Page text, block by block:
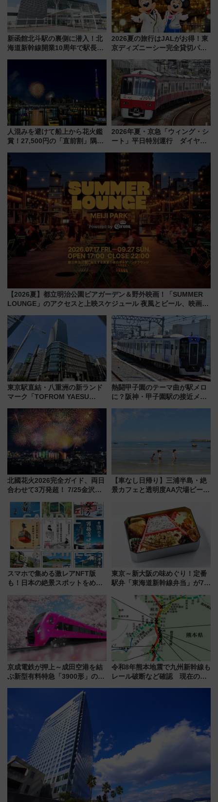
新函館北斗駅の裏側に潜入！北
海道新幹線開業10周年で駅長
2026夏の旅行はJALがお得！東
京ディズニーシー完全貸切パー
ーン始まる 条件は「夏の国内
線に2回搭乗」
人混みを避けて船上から花火鑑
賞！27,500円の「直前割」隅田
メも持ち込みOK
2026年夏・京急「ウィング・シ
ート」平日特別運行 ダイヤ・
三浦海岸を堪能できるお出かけ
プランもご紹介
【2026夏】都立明治公園ビアガーデン＆野外映画！「SUMMER
LOUNGE」のアクセスと上映スケジュール 夜風とビール、映画を
東京駅直結・八重洲の新ランド
マーク「TOFROM YAESU
ないバスターミナル直結でスキ
マ時間が充実
熱闘甲子園のテーマ曲が駅メロ
に？阪神・甲子園駅の接近メロ
谷実アレンジの特別仕様へ、8月
北國花火2026完全ガイド、両日
合わせて3万発超！ 7/25金沢大
会の日程・アクセス・観覧席ま
とめ（石川県）
【車なし日帰り】三浦半島・絶
景カフェと透明度AA穴場ビーチ
用してストレスフリー旅へ行こ
スマホで集める激レアNFT版
も！日本の絶景スポットをめぐ
ん)」企画がスタート
東京～新大阪の味めぐり！定番
駅弁「東海道新幹線弁当」が7月
京成電鉄が押上～成田空港を結
ぶ新型有料特急「3900形」のコ
令和8年熊本地震で九州新幹線も
レール破断など確認 現在の運